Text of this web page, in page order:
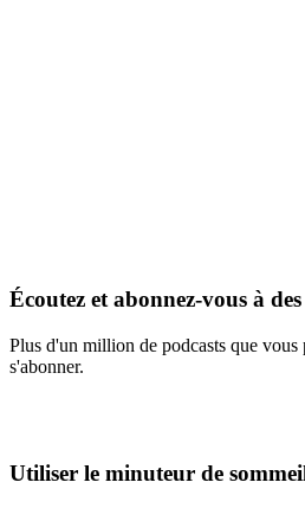
Écoutez et abonnez-vous à
Plus d'un million de podcasts que vous
s'abonner.
Utiliser le minuteur de